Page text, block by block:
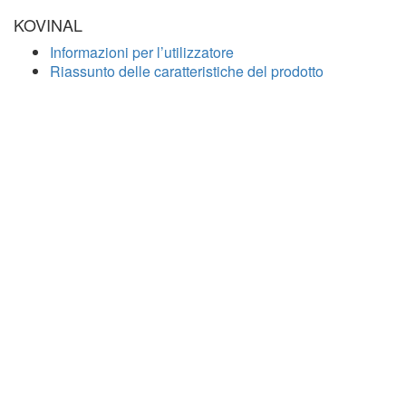
KOVINAL
Informazioni per l’utilizzatore
Riassunto delle caratteristiche del prodotto